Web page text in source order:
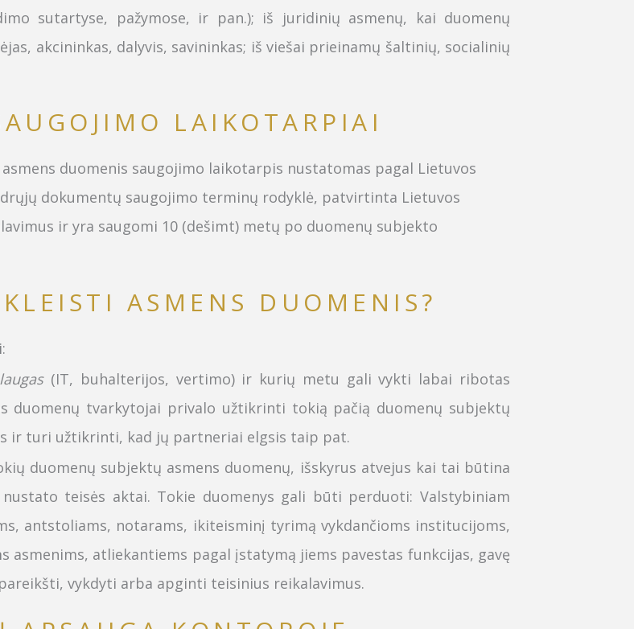
sutartyse, pažymose, ir pan.); iš juridinių asmenų, kai duomenų
akcininkas, dalyvis, savininkas; iš viešai prieinamų šaltinių, socialinių
LAIKOTARPIAI
duomenis saugojimo laikotarpis nustatomas pagal Lietuvos
dokumentų saugojimo terminų rodyklė, patvirtinta Lietuvos
ir yra saugomi 10 (dešimt) metų po duomenų subjekto
ASMENS DUOMENIS?
(IT, buhalterijos, vertimo) ir kurių metu gali vykti labai ribotas
duomenų tvarkytojai privalo užtikrinti tokią pačią duomenų subjektų
ir turi užtikrinti, kad jų partneriai elgsis taip pat.
duomenų subjektų asmens duomenų, išskyrus atvejus kai tai būtina
teisės aktai. Tokie duomenys gali būti perduoti: Valstybiniam
antstoliams, notarams, ikiteisminį tyrimą vykdančioms institucijoms,
atliekantiems pagal įstatymą jiems pavestas funkcijas, gavę
vykdyti arba apginti teisinius reikalavimus.